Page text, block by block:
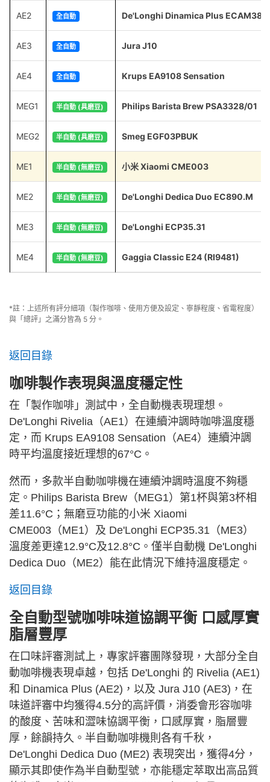
AE2 全自動 De'Longhi Dinamica Plus
AE3 全自動 Jura J10
AE4 全自動 Krups EA9108 Sensation
MEG1 半自動 (具磨豆) Philips Barista Brew PSA3328/01
MEG2 半自動 (具磨豆) Smeg EGF03PBUK
ME1 半自動 (無磨豆) 小米 Xiaomi CME003
ME2 半自動 (無磨豆) De'Longhi Dedica Duo EC890.M
ME3 半自動 (無磨豆) De'Longhi ECP35.31
ME4 半自動 (無磨豆) Gaggia Classic E24 (RI9481)
*註：上述所有評分細項（製作咖啡、使用方便及設定、寧靜程度、省電程度）
與「總評」之滿分皆為 5 分。
返回目錄
咖啡製作表現與溫度穩定性
在「製作咖啡」測試中，全自動機表現理想。
De'Longhi Rivelia（AE1）在連續沖調時咖啡溫度穩
定，而 Krups EA9108 Sensation（AE4）連續沖調
時平均溫度接近理想的67°C。
然而，多款半自動咖啡機在連續沖調時溫度不夠穩
定。Philips Barista Brew（MEG1）第1杯與第3杯相
差11.6°C；無磨豆功能的小米 Xiaomi
CME003（ME1）及 De'Longhi ECP35.31（ME3）
溫度差更達12.9°C及12.8°C。僅半自動機 De'Longhi
Dedica Duo（ME2）能在此情況下維持溫度穩定。
返回目錄
全自動型號咖啡味道協調平衡 口感厚實
脂層豐厚
在口味評審測試上，專家評審團隊發現，大部分全自
動咖啡機表現卓越，包括 De'Longhi 的 Rivelia (AE1)
和 Dinamica Plus (AE2)，以及 Jura J10 (AE3)，在
味道評審中均獲得4.5分的高評價，消委會形容咖啡
的酸度、苦味和澀味協調平衡，口感厚實，脂層豐
厚，餘韻持久。半自動咖啡機則各有千秋，
De'Longhi Dedica Duo (ME2) 表現突出，獲得4分，
顯示其即使作為半自動型號，亦能穩定萃取出高品質